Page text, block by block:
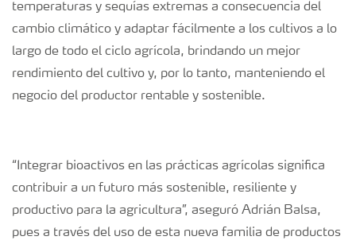
temperaturas y sequías extremas a consecuencia del
cambio climático y adaptar fácilmente a los cultivos a lo
largo de todo el ciclo agrícola, brindando un mejor
rendimiento del cultivo y, por lo tanto, manteniendo el
negocio del productor rentable y sostenible.
“Integrar bioactivos en las prácticas agrícolas significa
contribuir a un futuro más sostenible, resiliente y
productivo para la agricultura”, aseguró Adrián Balsa,
pues a través del uso de esta nueva familia de productos